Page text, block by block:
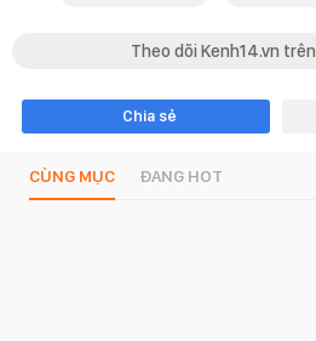
Theo dõi Kenh14.vn trên
Chia sẻ
CÙNG MỤC ĐANG HOT